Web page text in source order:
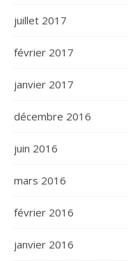
juillet 2017
février 2017
janvier 2017
décembre 2016
juin 2016
mars 2016
février 2016
janvier 2016